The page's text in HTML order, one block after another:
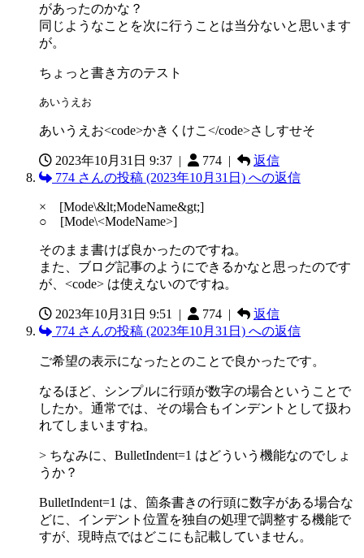
があったのかな？
同じようなことを次に行うことは当分ないと思います
が。
ちょっと書き方のテスト
あいうえお
あいうえお<code>かきくけこ</code>さしすせそ
2023年10月31日 9:37 | 774 |
返信
774 さんの投稿 (2023年10月31日) への返信
× [Mode\&lt;ModeName&gt;]
○ [Mode\<ModeName>]
そのまま書けば良かったのですね。
また、ブログ記事のようにできるかなと思ったのです
が、<code> は使えないのですね。
2023年10月31日 9:51 | 774 |
返信
774 さんの投稿 (2023年10月31日) への返信
ご希望の表示になったとのことで良かったです。
なるほど、シンプルに行頭が数字の場合ということで
したか。通常では、その場合もインデントとして扱わ
れてしまいますね。
> ちなみに、BulletIndent=1 はどういう機能なのでしょ
うか？
BulletIndent=1 は、箇条書きの行頭に数字がある場合な
どに、インデント位置を独自の処理で調整する機能で
すが、現時点ではどこにも記載していません。